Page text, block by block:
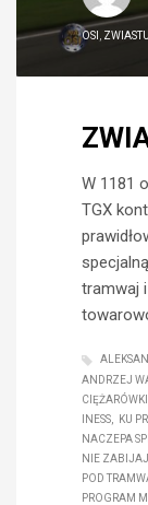
OSI ,
W 1181
TGX
tramwaj
ANDRZEJ
CIĘŻARÓWKI
INESS
KU
NACZEPA
NIE
POD
PROGRAM